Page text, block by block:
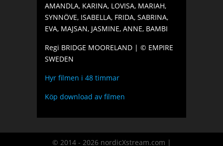
AMANDLA, KARINA, LOVISA, MARIAH,
SYNNÖVE, ISABELLA, FRIDA, SABRINA,
EVA, MAJSAN, JASMINE, ANNE, BAMBI
Regi BRIDGE MOORELAND | © EMPIRE
SWEDEN
Hyr filmen i 48 timmar
Köp download av filmen
© 2014 - 2026 nordicXstream.com |